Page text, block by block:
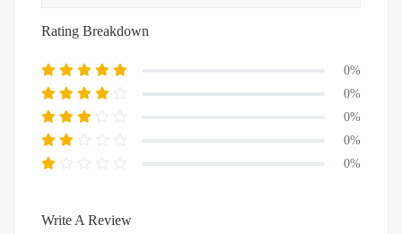
Rating Breakdown
0%
0%
0%
0%
0%
Write A Review